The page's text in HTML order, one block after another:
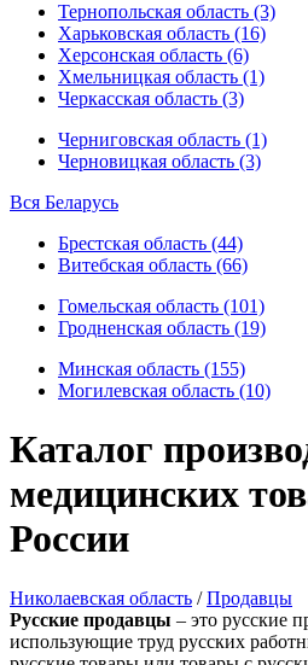
Тернопольская область (3)
Харьковская область (16)
Херсонская область (6)
Хмельницкая область (1)
Черкасская область (3)
Черниговская область (1)
Черновицкая область (3)
Вся Беларусь
Брестская область (44)
Витебская область (66)
Гомельская область (101)
Гродненская область (19)
Минская область (155)
Могилевская область (10)
Каталог
медицинских
России
Николаевская область /Продавцы
Русские продавцы – это русские
использующие труд русских